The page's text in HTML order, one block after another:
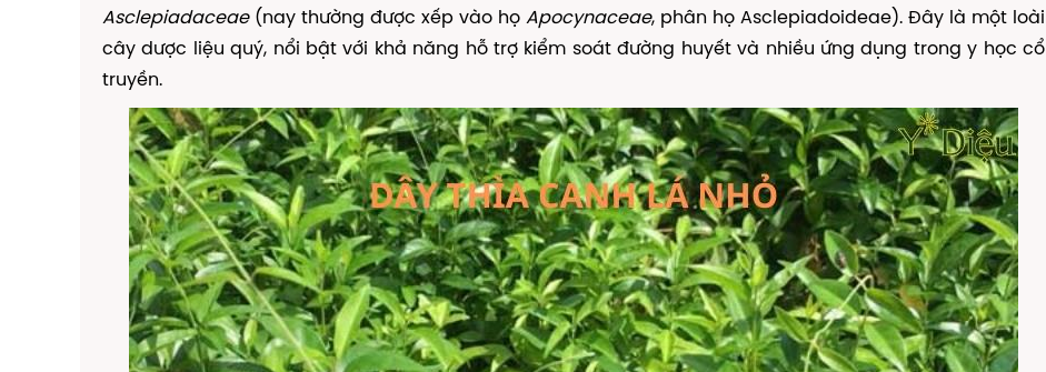
Asclepiadaceae(nay thường được xếp vào họ Apocynaceae, phân họ Asclepiadoideae). Đây là một loài
cây dược liệu quý, nổi bật với khả năng hỗ trợ kiểm soát đường huyết và nhiều ứng dụng trong y học cổ
truyền.